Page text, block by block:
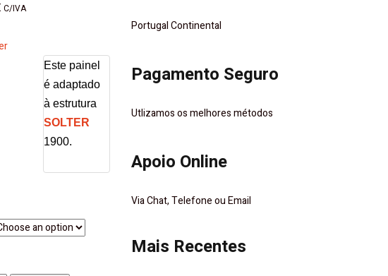
C/IVA
Este painel
é adaptado
à estrutura
SOLTER
1900.
Portugal Continental
Pagamento Seguro
Utlizamos os melhores métodos
Apoio Online
Via Chat, Telefone ou Email
Mais Recentes